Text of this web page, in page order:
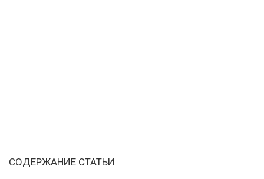
СОДЕРЖАНИЕ СТАТЬИ